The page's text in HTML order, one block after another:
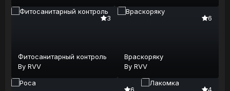
3
Фитосанитарный контроль
By RVV
6
Враскоряку
By RVV